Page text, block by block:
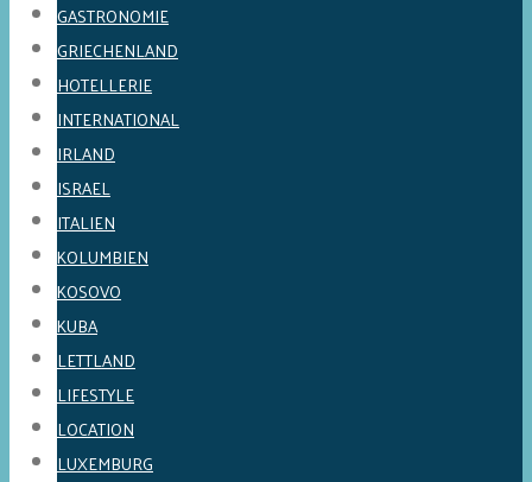
GASTRONOMIE
GRIECHENLAND
HOTELLERIE
INTERNATIONAL
IRLAND
ISRAEL
ITALIEN
KOLUMBIEN
KOSOVO
KUBA
LETTLAND
LIFESTYLE
LOCATION
LUXEMBURG